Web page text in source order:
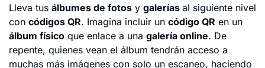
Lleva tus álbumes de fotos y galerías al siguiente nivel
con códigos QR. Imagina incluir un código QR en un
álbum físico que enlace a una galería online. De
repente, quienes vean el álbum tendrán acceso a
muchas más imágenes con solo un escaneo, haciendo